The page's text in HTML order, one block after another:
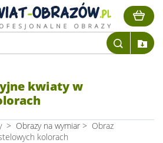
kwiaty w
> Obrazy na wymiar > Obraz
kolorach